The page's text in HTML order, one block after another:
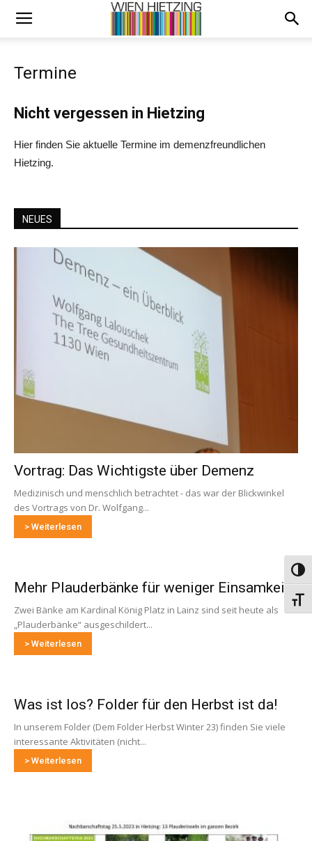
Termine
Nicht vergessen in Hietzing
Hier finden Sie aktuelle Termine im demenzfreundlichen
Hietzing.
NEUES
Vortrag: Das Wichtigste über Demenz
Medizinisch und menschlich betrachtet - das war der Blickwinkel
des Vortrags von Dr. Wolfgang...
> Weiterlesen
Mehr Plauderbänke für weniger Einsamkeit
Zwei Bänke am Kardinal König Platz in Lainz sind seit heute als
„Plauderbänke“ ausgeschildert...
> Weiterlesen
Was ist los? Folder für den Herbst ist da!
In unserem Folder (Dem Folder Herbst Winter 23) finden Sie viele
interessante Aktivitäten (nicht...
> Weiterlesen